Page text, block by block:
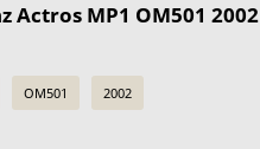
Actros MP1 OM501 2002
OM501 2002